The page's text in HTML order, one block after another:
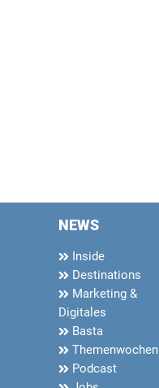
NEWS
Inside
Destinations
Marketing &
Digitales
Basta
Themenwochen
Podcast